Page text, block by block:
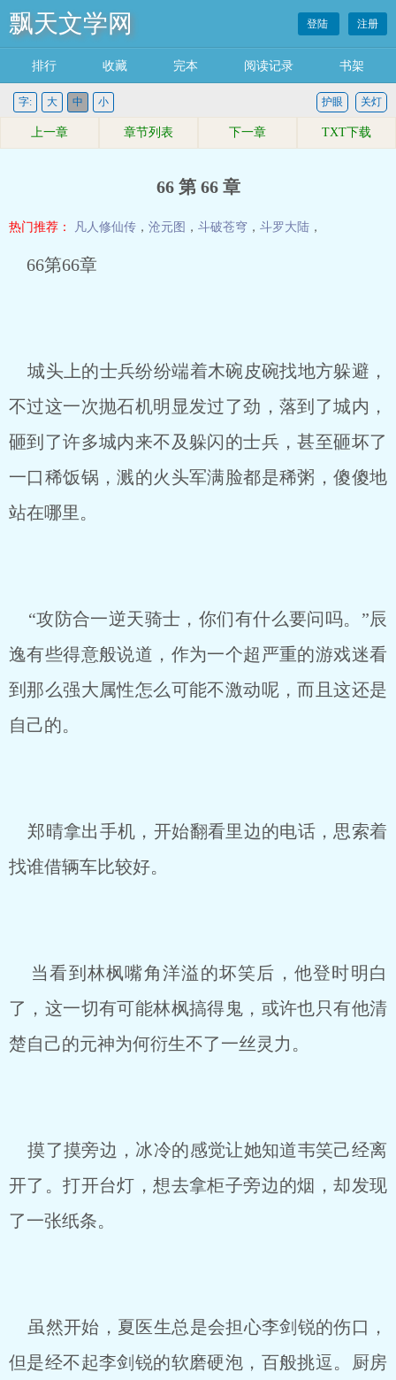
飘天文学网 登陆 注册
排行 收藏 完本 阅读记录 书架
字: 大 中 小 关灯
护眼
上一章 章节列表 下一章 TXT下载
66 第 66 章
热门推荐： 凡人修仙传 ， 沧元图 ， 斗破苍穹 ， 斗罗大陆 ，
66第66章
城头上的士兵纷纷端着木碗皮碗找地方躲避，
不过这一次抛石机明显发过了劲，落到了城内，
砸到了许多城内来不及躲闪的士兵，甚至砸坏了
一口稀饭锅，溅的火头军满脸都是稀粥，傻傻地
站在哪里。
“攻防合一逆天骑士，你们有什么要问吗。”辰
逸有些得意般说道，作为一个超严重的游戏迷看
到那么强大属性怎么可能不激动呢，而且这还是
自己的。
郑晴拿出手机，开始翻看里边的电话，思索着
找谁借辆车比较好。
当看到林枫嘴角洋溢的坏笑后，他登时明白
了，这一切有可能林枫搞得鬼，或许也只有他清
楚自己的元神为何衍生不了一丝灵力。
摸了摸旁边，冰冷的感觉让她知道韦笑己经离
开了。打开台灯，想去拿柜子旁边的烟，却发现
了一张纸条。
虽然开始，夏医生总是会担心李剑锐的伤口，
但是经不起李剑锐的软磨硬泡，百般挑逗。厨房